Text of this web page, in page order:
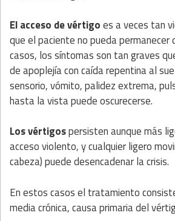
El acceso de vértigoes a veces tan
que el paciente no pueda permanecer
casos, los síntomas son tan graves
de apoplejía con caída repentina al
sensorio, vómito, palidez extrema,
hasta la vista puede oscurecerse.
Los vértigospersisten aunque más
acceso violento, y cualquier ligero
cabeza) puede desencadenar la crisis.
En estos casos el tratamiento
media crónica, causa primaria del